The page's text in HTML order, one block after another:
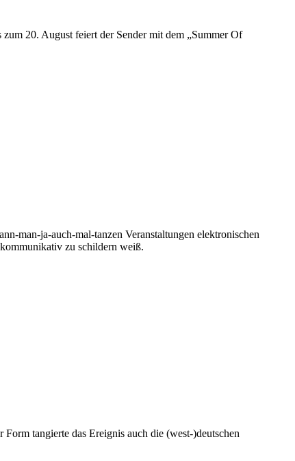
20. August feiert der Sender mit dem „Summer Of
man-ja-auch-mal-tanzen Veranstaltungen elektronischen
zu schildern weiß.
tangierte das Ereignis auch die (west-)deutschen